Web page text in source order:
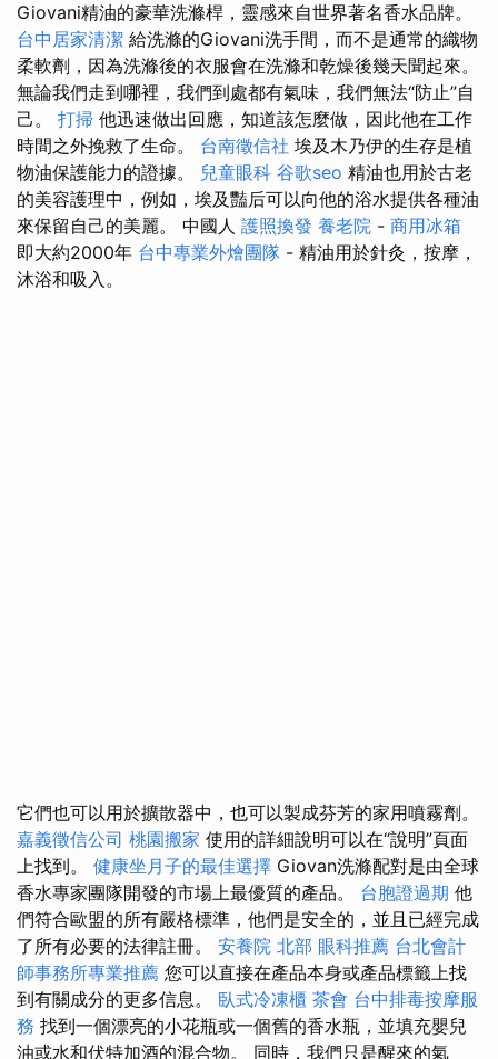
Giovani精油的豪華洗滌桿，靈感來自世界著名香水品牌。
台中居家清潔 給洗滌的Giovani洗手間，而不是通常的織物
柔軟劑，因為洗滌後的衣服會在洗滌和乾燥後幾天聞起來。
無論我們走到哪裡，我們到處都有氣味，我們無法“防止”自
己。 打掃 他迅速做出回應，知道該怎麼做，因此他在工作
時間之外挽救了生命。 台南徵信社 埃及木乃伊的生存是植
物油保護能力的證據。 兒童眼科 谷歌seo 精油也用於古老
的美容護理中，例如，埃及豔后可以向他的浴水提供各種油
來保留自己的美麗。 中國人 護照換發 養老院 - 商用冰箱
即大約2000年 台中專業外燴團隊 - 精油用於針灸，按摩，
沐浴和吸入。
它們也可以用於擴散器中，也可以製成芬芳的家用噴霧劑。
嘉義徵信公司 桃園搬家 使用的詳細說明可以在“說明”頁面
上找到。 健康坐月子的最佳選擇 Giovan洗滌配對是由全球
香水專家團隊開發的市場上最優質的產品。 台胞證過期 他
們符合歐盟的所有嚴格標準，他們是安全的，並且已經完成
了所有必要的法律註冊。 安養院 北部 眼科推薦 台北會計
師事務所專業推薦 您可以直接在產品本身或產品標籤上找
到有關成分的更多信息。 臥式冷凍櫃 茶會 台中排毒按摩服
務 找到一個漂亮的小花瓶或一個舊的香水瓶，並填充嬰兒
油或水和伏特加酒的混合物。 同時，我們只是醒來的氣